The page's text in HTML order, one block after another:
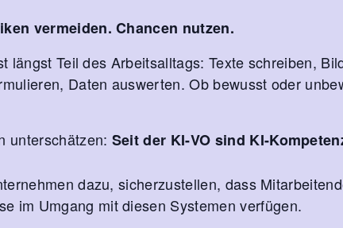
vermeiden. Chancen nutzen.
längst Teil des Arbeitsalltags: Texte schreiben,
Daten auswerten. Ob bewusst oder
unterschätzen: Seit der KI-VO sind KI-
dazu, sicherzustellen, dass
im Umgang mit diesen Systemen verfügen.